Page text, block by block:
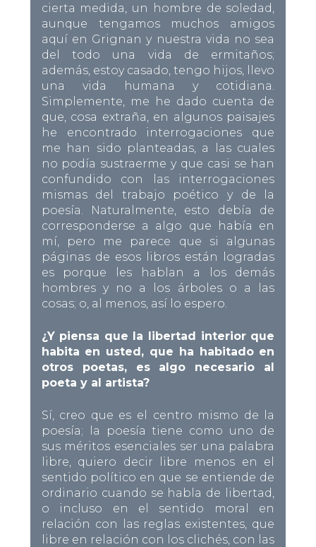
cierta medida, un hombre de soledad,
aunque tengamos muchos amigos
aquí en Grignan y nuestra vida no sea
del todo una vida de ermitaños;
además, estoy casado, tengo hijos, llevo
una vida humana y cotidiana.
Simplemente, me he dado cuenta de
que, cosa extraña, en algunos paisajes
he encontrado interrogaciones que
me han sido planteadas, a las cuales
no podía sustraerme y que casi se han
confundido con las interrogaciones
mismas del trabajo poético y de la
poesía. Naturalmente, esto debía de
corresponderse a algo que había en
mí, pero me parece que si algunas
páginas de esos libros están logradas
es porque les hablan a los demás
hombres y no a los árboles o a las
cosas; o, al menos, así lo espero.
¿Y piensa que la libertad interior que
habita en usted, que ha habitado en
otros poetas, es algo necesario al
poeta y al artista?
Sí, creo que es el centro mismo de la
poesía; la poesía tiene como uno de
sus méritos esenciales ser una palabra
libre, quiero decir libre menos en el
sentido político en que se entiende de
ordinario cuando se habla de libertad,
o incluso en el sentido moral en
relación con las reglas existentes, que
libre en relación con los clichés, con las